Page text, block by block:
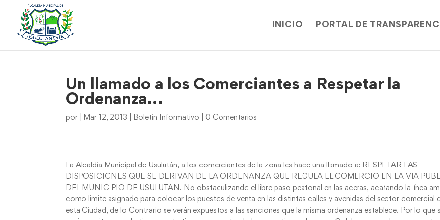
INICIO PORTAL DE
Un llamado a los Comerciantes a Respetar la
Ordenanza…
por Mar 12, 2013 Boletin Informativo 0 Comentarios
La Alcaldía Municipal de Usulután, a los comerciantes de la zona les hace una llamado a: RESPETAR LAS
DISPOSICIONES QUE SE DERIVAN DE LA ORDENANZA QUE REGULA EL COMERCIO EN LA VIA
DEL MUNICIPIO DE USULUTAN. No obstaculizando el libre paso peatonal en las aceras, acatando la línea
como limite asignado para colocar los puestos de venta en las distintas calles y avenidas del sector comercial
esta Ciudad, de lo Contrario se verán expuestos a las sanciones que la misma ordenanza establece. Por lo que